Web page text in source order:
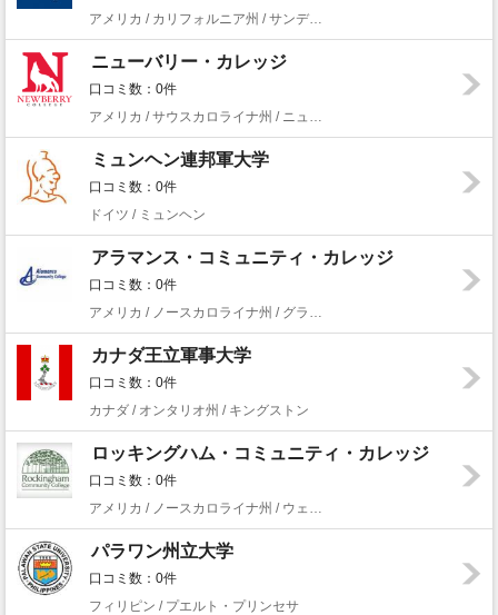
アメリカ / カリフォルニア州 / サンディエゴ
ニューバリー・カレッジ
口コミ数：0件
アメリカ / サウスカロライナ州 / ニューベリー
ミュンヘン連邦軍大学
口コミ数：0件
ドイツ / ミュンヘン
アラマンス・コミュニティ・カレッジ
口コミ数：0件
アメリカ / ノースカロライナ州 / グラハム
カナダ王立軍事大学
口コミ数：0件
カナダ / オンタリオ州 / キングストン
ロッキングハム・コミュニティ・カレッジ
口コミ数：0件
アメリカ / ノースカロライナ州 / ウェントワース
パラワン州立大学
口コミ数：0件
フィリピン / プエルト・プリンセサ